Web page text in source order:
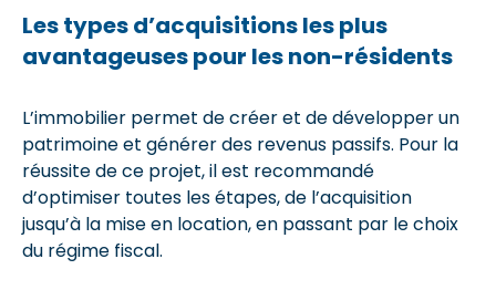
Les types d’acquisitions les plus
avantageuses pour les non-résidents
L’immobilier permet de créer et de développer un
patrimoine et générer des revenus passifs. Pour la
réussite de ce projet, il est recommandé
d’optimiser toutes les étapes, de l’acquisition
jusqu’à la mise en location, en passant par le choix
du régime fiscal.